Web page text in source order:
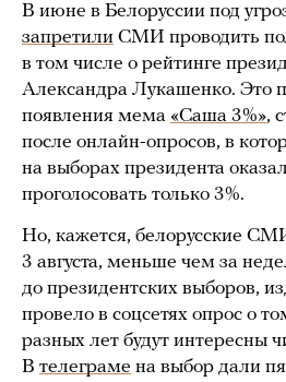
В июне в Белоруссии под
запретили СМИ проводить
в том числе о рейтинге
Александра Лукашенко. Это
появления мема «Саша 3%»,
после онлайн-опросов, в
на выборах президента
проголосовать только 3%.
Но, кажется, белорусские
3 августа, меньше чем за
до президентских выборов,
провело в соцсетях опрос о
разных лет будут интересны
В телеграме на выбор дали